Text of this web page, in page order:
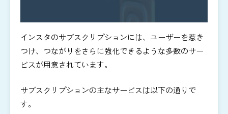
インスタのサブスクリプションには、ユーザーを惹き
つけ、つながりをさらに強化できるような多数のサー
ビスが用意されています。
サブスクリプションの主なサービスは以下の通りで
す。